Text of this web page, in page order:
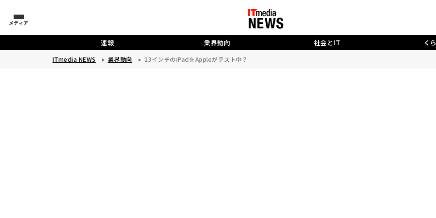
メディア
速報 業界動向 社会とIT く
ITmedia NEWS 業界動向 13インチのiPadをAppleがテスト中？